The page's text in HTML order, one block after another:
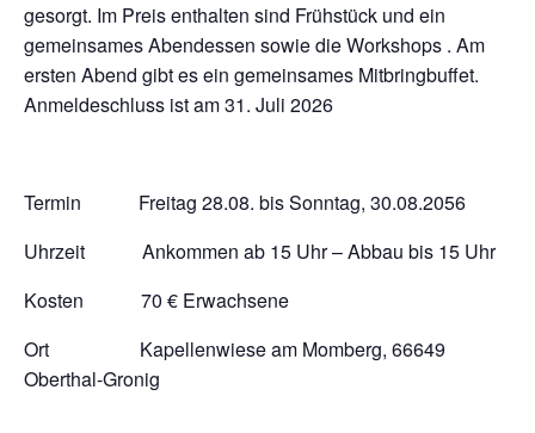
gesorgt. Im Preis enthalten sind Frühstück und ein
gemeinsames Abendessen sowie die Workshops . Am
ersten Abend gibt es ein gemeinsames Mitbringbuffet.
Anmeldeschluss ist am 31. Juli 2026
Termin Freitag 28.08. bis Sonntag, 30.08.2056
Uhrzeit Ankommen ab 15 Uhr – Abbau bis 15 Uhr
Kosten 70 € Erwachsene
Ort Kapellenwiese am Momberg, 66649
Oberthal-Gronig